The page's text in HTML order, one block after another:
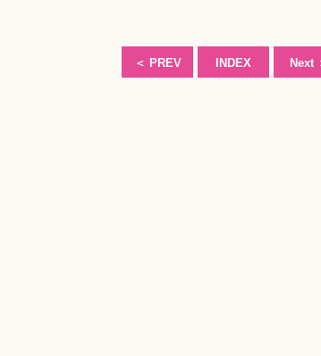
＜ PREV INDEX Next